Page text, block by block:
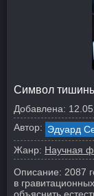
Символ
Добавлена:
Автор: Эдуард
Жанр: Научная
Описание: 2087
в